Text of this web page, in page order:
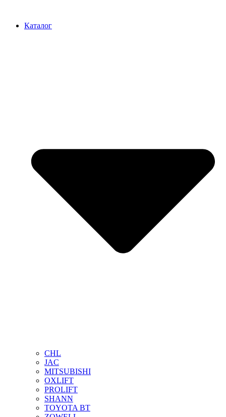
содержимому
Каталог
CHL
JAC
MITSUBISHI
OXLIFT
PROLIFT
SHANN
TOYOTA BT